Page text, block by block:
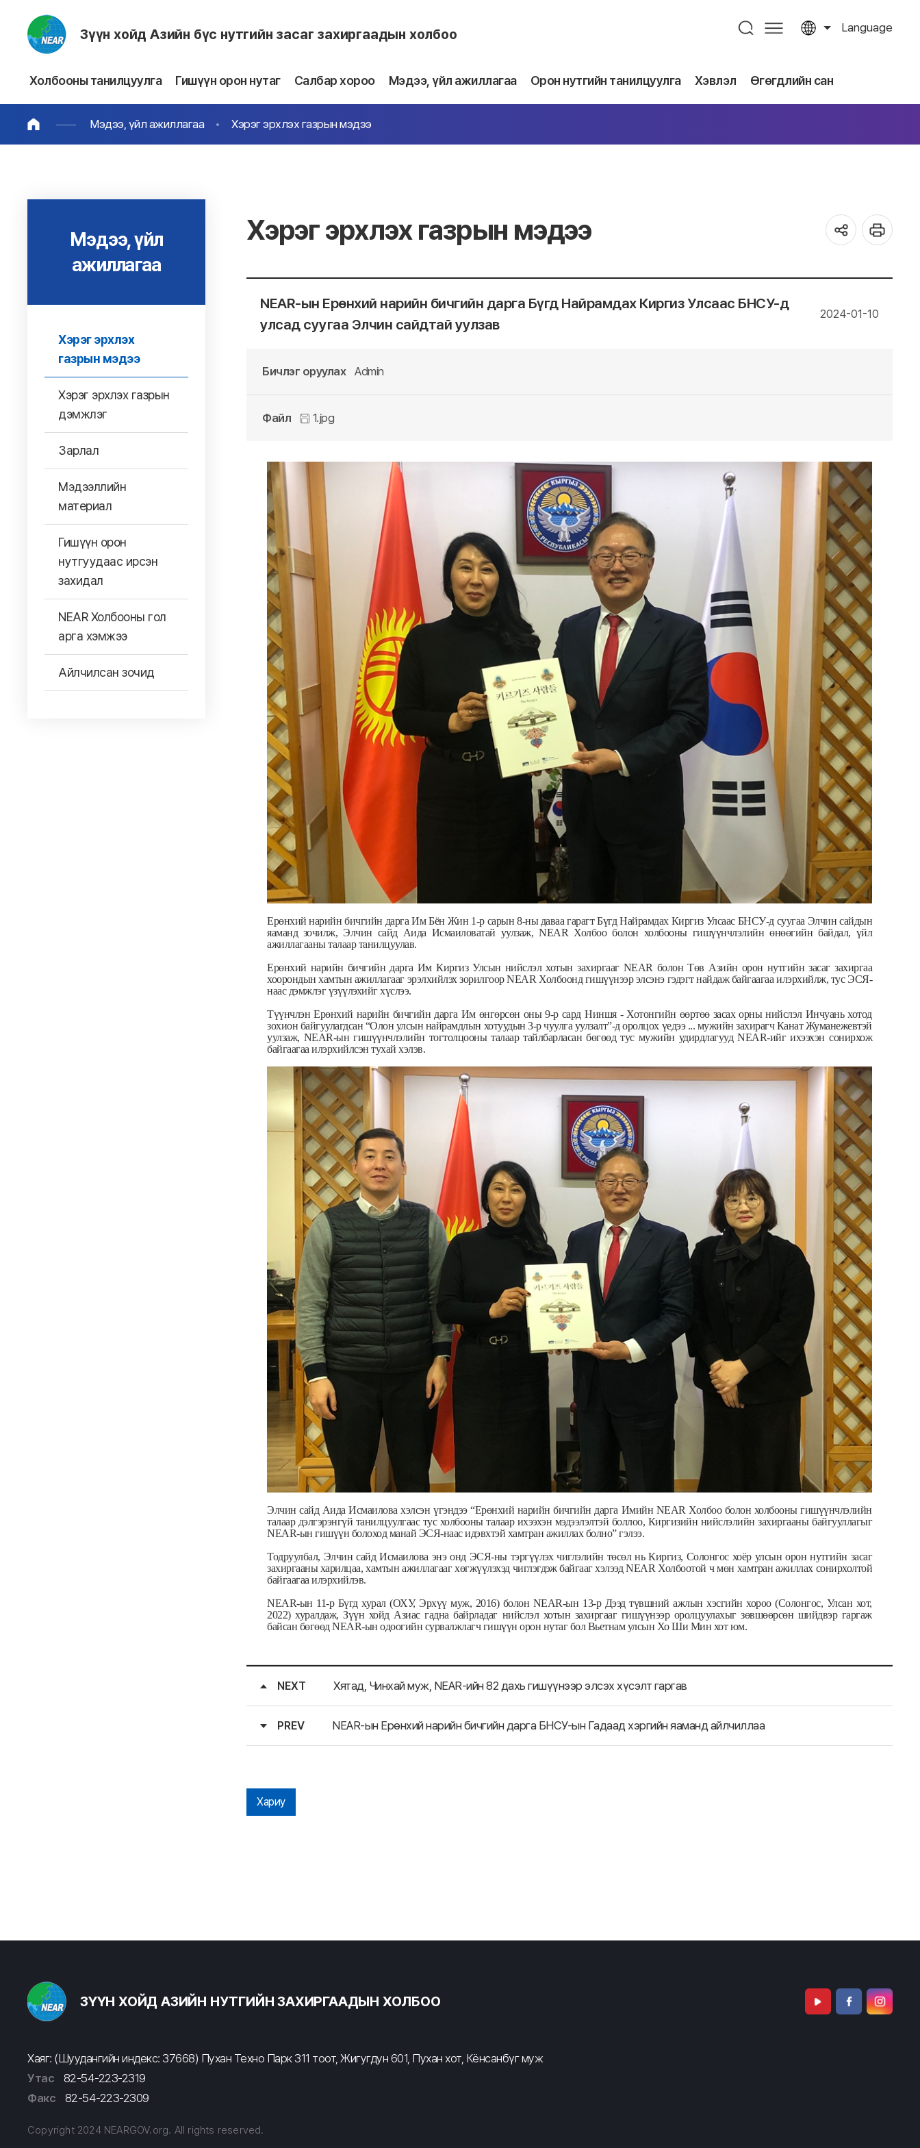
Зүүн хойд Азийн бүс нутгийн засаг захиргаадын холбоо Language
Холбооны танилцуулга Гишүүн орон нутаг Салбар хороо Мэдээ, үйл ажиллагаа Орон нутгийн танилцуулга Хэвлэл Өгөгдлийн сан
Мэдээ, үйл ажиллагаа Хэрэг эрхлэх газрын мэдээ
Мэдээ, үйл
ажиллагаа
Хэрэг эрхлэх
газрын мэдээ
Хэрэг эрхлэх газрын
дэмжлэг
Зарлал
Мэдээллийн
материал
Гишүүн орон
нутгуудаас ирсэн
захидал
NEAR Холбооны гол
арга хэмжээ
Айлчилсан зочид
Хэрэг эрхлэх газрын мэдээ
NEAR-ын Ерөнхий нарийн бичгийн дарга Бүгд Найрамдах Киргиз Улсаас БНСУ-д
улсад суугаа Элчин сайдтай уулзав
2024-01-10
Бичлэг оруулах Admin
Файл 1.jpg
Ерөнхий нарийн бичгийн дарга Им Бён Жин 1-р сарын 8-ны даваа гарагт Бүгд Найрамдах Киргиз Улсаас БНСУ-д суугаа Элчин сайдын
яаманд зочилж, Элчин сайд Аида Исмаиловатай уулзаж, NEAR Холбоо болон холбооны гишүүнчлэлийн өнөөгийн байдал, үйл
ажиллагааны талаар танилцуулав.
Ерөнхий нарийн бичгийн дарга Им Киргиз Улсын нийслэл хотын захиргааг NEAR болон Төв Азийн орон нутгийн засаг захиргаа
хоорондын хамтын ажиллагааг эрэлхийлэх зорилгоор NEAR Холбоонд гишүүнээр элсэнэ гэдэгт найдаж байгаагаа илэрхийлж, тус ЭСЯ-
наас дэмжлэг үзүүлэхийг хүслээ.
Түүнчлэн Ерөнхий нарийн бичгийн дарга Им өнгөрсөн оны 9-р сард Ниншя - Хотонгийн өөртөө засах орны нийслэл Инчуань хотод
зохион байгуулагдсан “Олон улсын найрамдлын хотуудын 3-р чуулга уулзалт”-д оролцох үедээ ... мужийн захирагч Канат Жуманежевтэй
уулзаж, NEAR-ын гишүүнчлэлийн тогтолцооны талаар тайлбарласан бөгөөд тус мужийн удирдлагууд NEAR-ийг ихээхэн сонирхож
байгаагаа илэрхийлсэн тухай хэлэв.
Элчин сайд Аида Исмаилова хэлсэн үгэндээ “Ерөнхий нарийн бичгийн дарга Имийн NEAR Холбоо болон холбооны гишүүнчлэлийн
талаар дэлгэрэнгүй танилцуулгаас тус холбооны талаар ихээхэн мэдээлэлтэй боллоо, Киргизийн нийслэлийн захиргааны байгууллагыг
NEAR-ын гишүүн болоход манай ЭСЯ-наас идэвхтэй хамтран ажиллах болно” гэлээ.
Тодруулбал, Элчин сайд Исмаилова энэ онд ЭСЯ-ны тэргүүлэх чиглэлийн төсөл нь Киргиз, Солонгос хоёр улсын орон нутгийн засаг
захиргааны харилцаа, хамтын ажиллагааг хөгжүүлэхэд чиглэгдэж байгааг хэлээд NEAR Холбоотой ч мөн хамтран ажиллах сонирхолтой
байгаагаа илэрхийлэв.
NEAR-ын 11-р Бүгд хурал (ОХУ, Эрхүү муж, 2016) болон NEAR-ын 13-р Дээд түвшний ажлын хэсгийн хороо (Солонгос, Улсан хот,
2022) хуралдаж, Зүүн хойд Азиас гадна байрладаг нийслэл хотын захиргааг гишүүнээр оролцуулахыг зөвшөөрсөн шийдвэр гаргаж
байсан бөгөөд NEAR-ын одоогийн сурвалжлагч гишүүн орон нутаг бол Вьетнам улсын Хо Ши Мин хот юм.
NEXT Хятад, Чинхай муж, NEAR-ийн 82 дахь гишүүнээр элсэх хүсэлт гаргав
PREV NEAR-ын Ерөнхий нарийн бичгийн дарга БНСУ-ын Гадаад хэргийн яаманд айлчиллаа
Хариу
ЗҮҮН ХОЙД АЗИЙН НУТГИЙН ЗАХИРГААДЫН ХОЛБОО
Хаяг: (Шуудангийн индекс: 37668) Пухан Техно Парк 311 тоот, Жигугдун 601, Пухан хот, Кёнсанбүг муж
Утас
82-54-223-2319
Факс
82-54-223-2309
Copyright 2024 NEARGOV.org. All rights reserved.